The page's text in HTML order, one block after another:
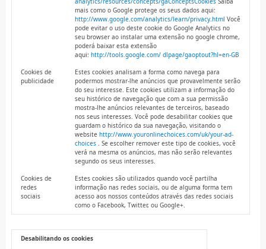
mais como o Google protege os seus dados aqui:
http://www.google.com/analytics/learn/privacy.html Você
pode evitar o uso deste cookie do Google Analytics no
seu browser ao instalar uma extensão no google chrome,
poderá baixar esta extensão
aqui: http://tools.google.com/ dlpage/gaoptout?hl=en-GB
Cookies de
publicidade
Estes cookies analisam a forma como navega para
podermos mostrar-lhe anúncios que provavelmente serão
do seu interesse. Este cookies utilizam a informação do
seu histórico de navegação que com a sua permissão
mostra-lhe anúncios relevantes de terceiros, baseado
nos seus interesses. Você pode desabilitar cookies que
guardam o histórico da sua navegação, visitando o
website http://www.youronlinechoices.com/uk/your-ad-
choices. Se escolher remover este tipo de cookies, você
verá na mesma os anúncios, mas não serão relevantes
segundo os seus interesses.
Cookies de
redes
sociais
Estes cookies são utilizados quando você partilha
informação nas redes sociais, ou de alguma forma tem
acesso aos nossos conteúdos através das redes sociais
como o Facebook, Twitter, ou Google+.
Desabilitando os cookies